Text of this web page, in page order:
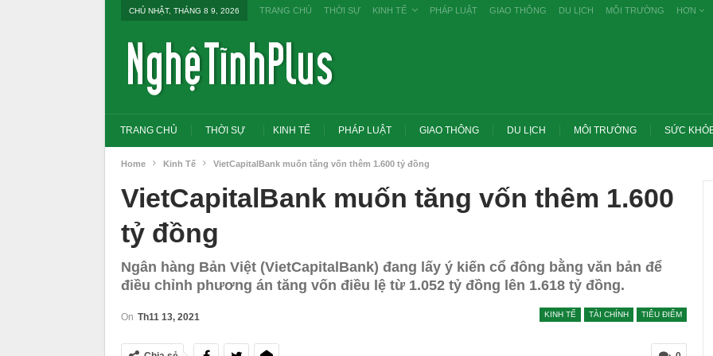
CHỦ NHẬT, THÁNG 8 9, 2026 TRANG CHỦ THỜI SỰ KINH TẾ PHÁP LUẬT GIAO THÔNG DU LỊCH MÔI TRƯỜNG HƠN
TRANG CHỦ THỜI SỰ KINH TẾ PHÁP LUẬT GIAO THÔNG DU LỊCH MÔI TRƯỜNG SỨC
Home Kinh Tế VietCapitalBank muốn tăng vốn thêm 1.600 tỷ đồng
VietCapitalBank muốn tăng vốn thêm 1.600
tỷ đồng
Ngân hàng Bản Việt (VietCapitalBank) đang lấy ý kiến cổ đông bằng văn bản để
điều chỉnh phương án tăng vốn điều lệ từ 1.052 tỷ đồng lên 1.618 tỷ đồng.
KINH TẾ TÀI CHÍNH TIÊU ĐIỂM
On Th11 13, 2021
đổi tư duy bằng cấp sang nghề nghiệp
Trang chủ -> Bất động sản Đề xuất đánh